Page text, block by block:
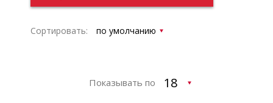
Сортировать:
Показывать по